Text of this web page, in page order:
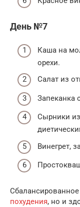
День №7
Каша на
орехи.
Салат из
Запеканка
Сырники
Винегрет,
похудения, но и